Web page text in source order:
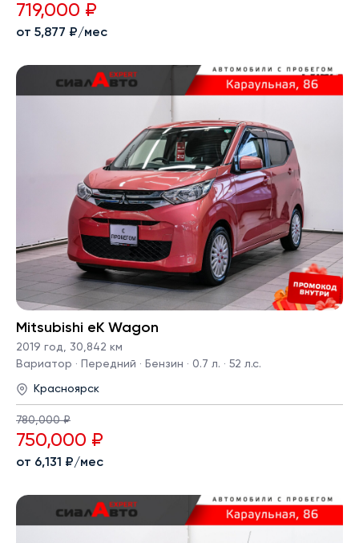
719,000 ₽
от 5,877 ₽/мес
Mitsubishi eK Wagon
2019 год, 30,842 км
Вариатор · Передний · Бензин · 0.7 л. · 52 л.с.
Красноярск
780,000 ₽
750,000 ₽
от 6,131 ₽/мес